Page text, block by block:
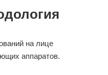
на лице
аппаратов.